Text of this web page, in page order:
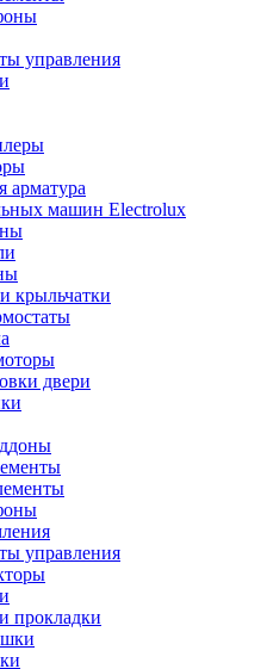
управления
арматура
машин Electrolux
крыльчатки
двери
управления
прокладки